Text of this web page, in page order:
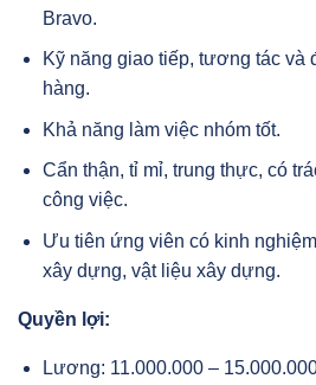
Bravo.
Kỹ năng giao tiếp, tương tác và
hàng.
Khả năng làm việc nhóm tốt.
Cẩn thận, tỉ mỉ, trung thực, có
công việc.
Ưu tiên ứng viên có kinh
xây dựng, vật liệu xây dựng.
Quyền lợi:
Lương: 11.000.000 –